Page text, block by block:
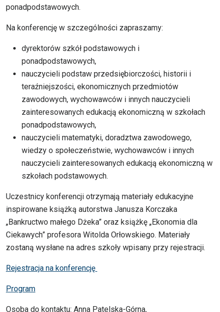
ponadpodstawowych.
Na konferencję w szczególności zapraszamy:
dyrektorów szkół podstawowych i
ponadpodstawowych,
nauczycieli podstaw przedsiębiorczości, historii i
teraźniejszości, ekonomicznych przedmiotów
zawodowych, wychowawców i innych nauczycieli
zainteresowanych edukacją ekonomiczną w szkołach
ponadpodstawowych,
nauczycieli matematyki, doradztwa zawodowego,
wiedzy o społeczeństwie, wychowawców i innych
nauczycieli zainteresowanych edukacją ekonomiczną w
szkołach podstawowych.
Uczestnicy konferencji otrzymają materiały edukacyjne
inspirowane książką autorstwa Janusza Korczaka
„Bankructwo małego Dżeka” oraz książkę „Ekonomia dla
Ciekawych” profesora Witolda Orłowskiego. Materiały
zostaną wysłane na adres szkoły wpisany przy rejestracji.
Rejestracja na konferencję
Program
Osoba do kontaktu: Anna Patelska-Górna,